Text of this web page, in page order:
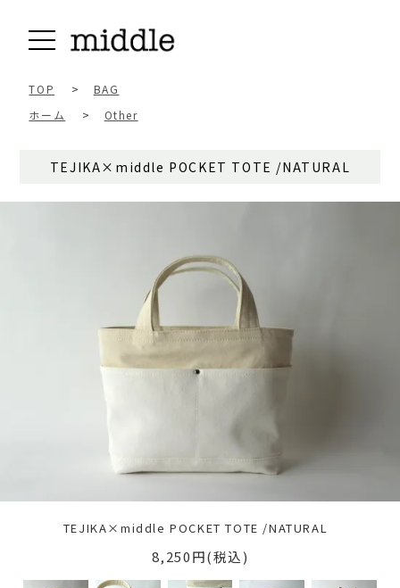
TOP >
BAG
ホーム
> Other
TEJIKA×middle POCKET TOTE /NATURAL
TEJIKA×middle POCKET TOTE /NATURAL
8,250円(税込)